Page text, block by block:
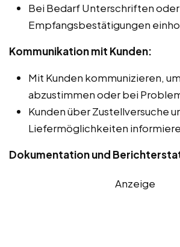
Bei Bedarf Unterschriften
Empfangsbestätigungen
Kommunikation mit Kunden:
Mit Kunden kommunizieren,
abzustimmen oder bei
Kunden über Zustellversuche
Liefermöglichkeiten
Dokumentation und
Anzeige